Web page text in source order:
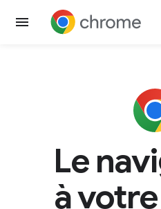
Le
à